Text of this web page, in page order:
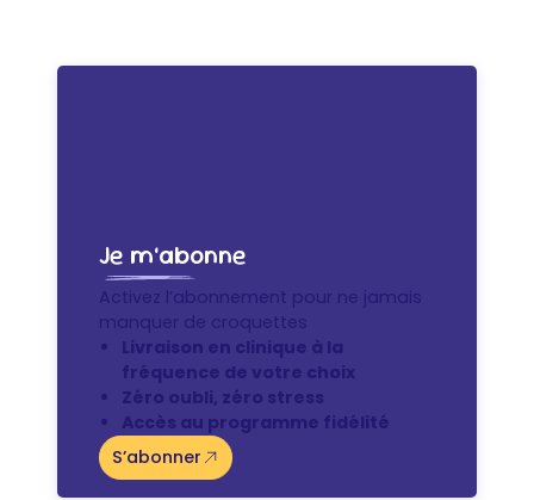
Je m’abonne
Activez l’abonnement pour ne jamais
manquer de croquettes
Livraison en clinique à la
fréquence de votre choix
Zéro oubli, zéro stress
Accès au programme fidélité
S’abonner